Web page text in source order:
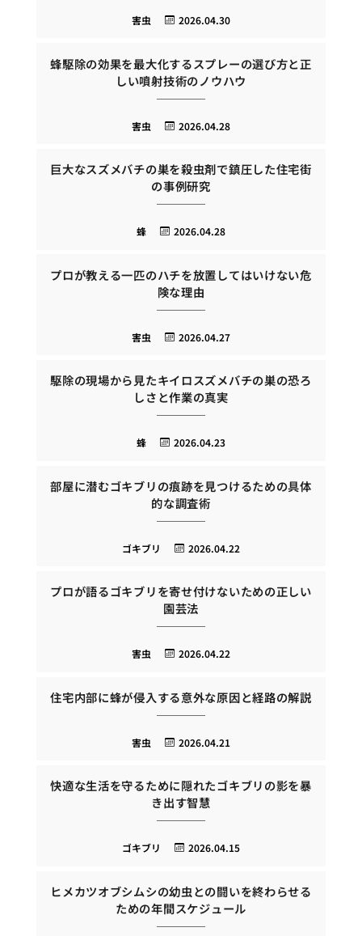
2026.04.30
害虫
蜂駆除の効果を最大化するスプレーの選び方と正
しい噴射技術のノウハウ
2026.04.28
害虫
巨大なスズメバチの巣を殺虫剤で鎮圧した住宅街
の事例研究
2026.04.28
蜂
プロが教える一匹のハチを放置してはいけない危
険な理由
2026.04.27
害虫
駆除の現場から見たキイロスズメバチの巣の恐ろ
しさと作業の真実
2026.04.23
蜂
部屋に潜むゴキブリの痕跡を見つけるための具体
的な調査術
2026.04.22
ゴキブリ
プロが語るゴキブリを寄せ付けないための正しい
園芸法
2026.04.22
害虫
住宅内部に蜂が侵入する意外な原因と経路の解説
2026.04.21
害虫
快適な生活を守るために隠れたゴキブリの影を暴
き出す智慧
2026.04.15
ゴキブリ
ヒメカツオブシムシの幼虫との闘いを終わらせる
ための年間スケジュール